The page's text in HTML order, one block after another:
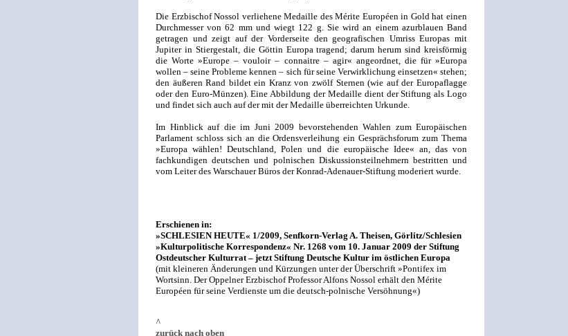
Die Erzbischof Nossol verliehene Medaille des Mérite Européen in Gold hat einen
Durchmesser von 62 mm und wiegt 122 g. Sie wird an einem azurblauen Band
getragen und zeigt auf der Vorderseite den geografischen Umriss Europas mit
Jupiter in Stiergestalt, die Göttin Europa tragend; darum herum sind kreisförmig
die Worte »Europe – vouloir – connaitre – agir« angeordnet, die für »Europa
wollen – seine Probleme kennen – sich für seine Verwirklichung einsetzen« stehen;
den äußeren Rand bildet ein Kranz von zwölf Sternen (wie auf der Europaflagge
oder den Euro-Münzen). Eine Abbildung der Medaille dient der Stiftung als Logo
und findet sich auch auf der mit der Medaille überreichten Urkunde.
Im Hinblick auf die im Juni 2009 bevorstehenden Wahlen zum Europäischen
Parlament schloss sich an die Ordensverleihung ein Gesprächsforum zum Thema
»Europa wählen! Deutschland, Polen und die europäische Idee« an, das von
fachkundigen deutschen und polnischen Diskussionsteilnehmern bestritten und
vom Leiter des Warschauer Büros der Konrad-Adenauer-Stiftung moderiert wurde.
Erschienen in:
»SCHLESIEN HEUTE« 1/2009, Senfkorn-Verlag A. Theisen, Görlitz/Schlesien
»Kulturpolitische Korrespondenz« Nr. 1268 vom 10. Januar 2009 der Stiftung
Ostdeutscher Kulturrat – jetzt Stiftung Deutsche Kultur im östlichen Europa
(mit kleineren Änderungen und Kürzungen unter der Überschrift »Pontifex im
Wortsinn. Der Oppelner Erzbischof Professor Alfons Nossol erhält den Mérite
Européen für seine Verdienste um die deutsch-polnische Versöhnung«)
^
zurück nach oben